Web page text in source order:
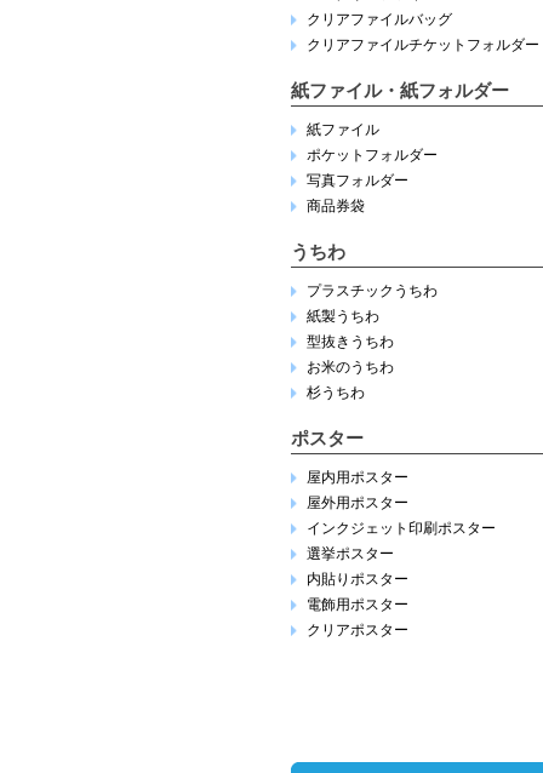
クリアファイルバッグ
クリアファイルチケットフォルダー
紙ファイル・紙フォルダー
紙ファイル
ポケットフォルダー
写真フォルダー
商品券袋
うちわ
プラスチックうちわ
紙製うちわ
型抜きうちわ
お米のうちわ
杉うちわ
ポスター
屋内用ポスター
屋外用ポスター
インクジェット印刷ポスター
選挙ポスター
内貼りポスター
電飾用ポスター
クリアポスター